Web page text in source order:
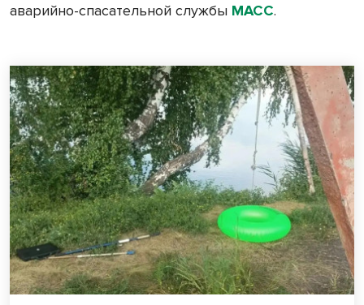
аварийно-спасательной службы МАСС.